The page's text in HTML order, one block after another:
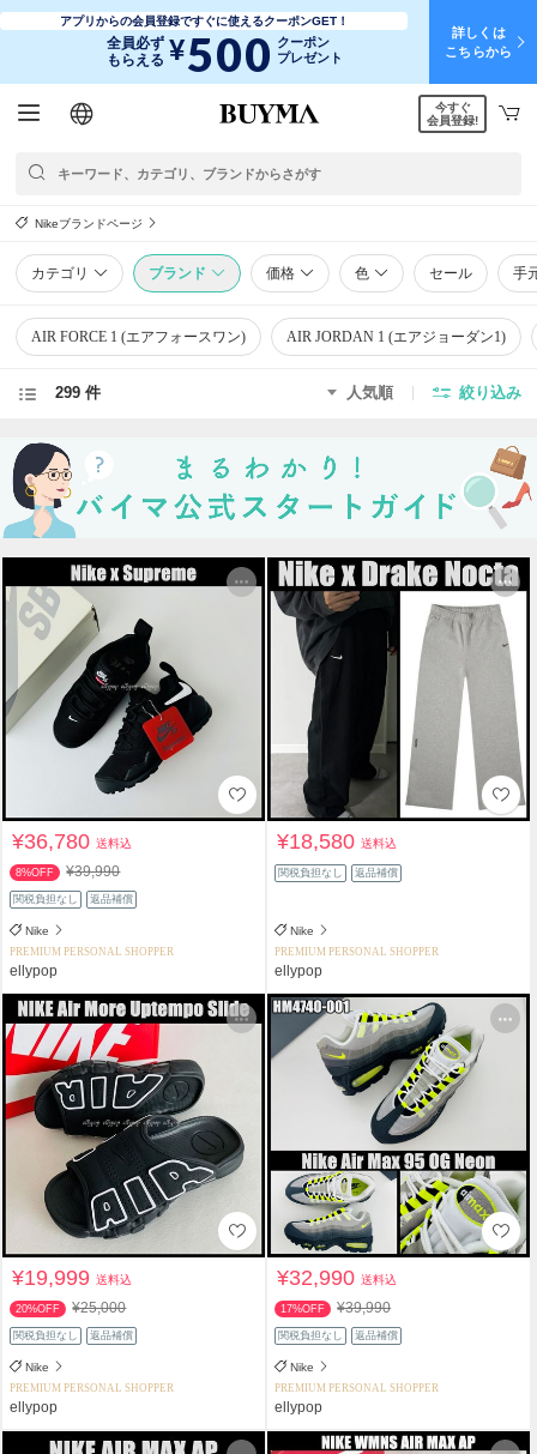
アプリからの会員登録ですぐに使えるクーポンGET！
全員必ず
もらえる ¥500 クーポン
プレゼント
詳しくは
こちらから
日本語
English
简体中文
繁體中文
今すぐ
会員登録!
Nikeブランドページ
カテゴリ ブランド 価格 色 セール 手
AIR FORCE 1 (エアフォースワン) AIR JORDAN 1 (エアジョーダン1)
299 件 人気順 絞り込み
¥36,780送料込
8%OFF ¥39,990
関税負担なし 返品補償
Nike
PREMIUM PERSONAL SHOPPER
ellypop
¥18,580送料込
関税負担なし 返品補償
Nike
PREMIUM PERSONAL SHOPPER
ellypop
¥19,999送料込
20%OFF ¥25,000
関税負担なし 返品補償
Nike
PREMIUM PERSONAL SHOPPER
ellypop
¥32,990送料込
17%OFF ¥39,990
関税負担なし 返品補償
Nike
PREMIUM PERSONAL SHOPPER
ellypop